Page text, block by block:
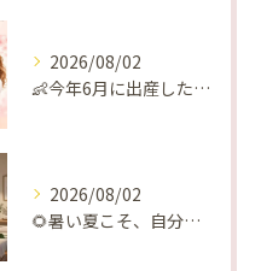
2026/08/02
👶今年6月に出産したママへ♡
2026/08/02
🌻暑い夏こそ、自分の身体を整える時間を♡